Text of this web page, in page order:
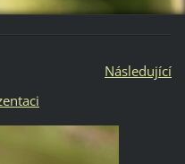
Následující